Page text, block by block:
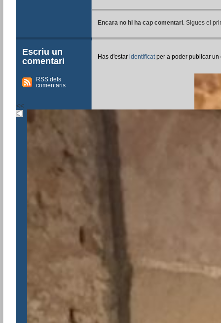
Encara no hi ha cap comentari. Sigues el
Escriu un
comentari
RSS dels
comentaris
Has d'estar identificatper a poder publicar un
<<